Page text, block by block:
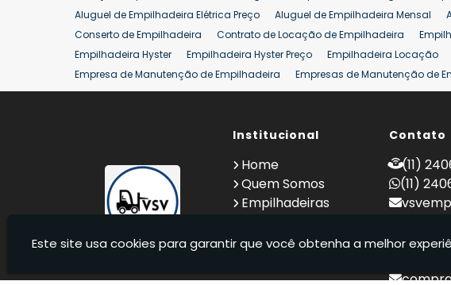
Aluguel de Empilhadeira Elétrica Preço
Aluguel de Empilhadeira Mensal
Conserto de Empilhadeira
Contrato de Locação de Empilhadeira
Empilhadeira Hyster
Empilhadeira Hyster Preço Empilhadeira Locação
Empresa de Manutenção de Empilhadeira
Empresas de Manutenção de
Locação Empilhadeira Hyster
Locação Empilhadeira para Hipermercados
Comprar Empilhadeira Comprar Empilhadeira
Locação de Empilhadeira 25 ton
Comprar Empilhadeira 25 ton
Institucional
Home
Quem Somos
Empilhadeiras
Informações
Contato
(11)
(11)
Este site usa cookies para garantir que você obtenha a melhor